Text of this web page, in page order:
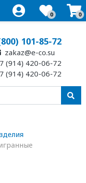
0 0
101-85-72
zakaz@e-co.su
(914) 420-06-72
(914) 420-06-72